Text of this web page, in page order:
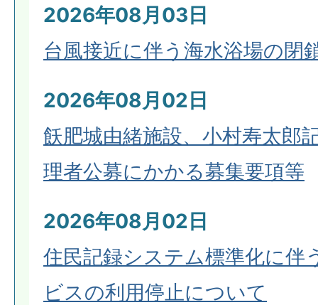
2026年08月03日
台風接近に伴う海水浴場の閉
2026年08月02日
飫肥城由緒施設、小村寿太郎
理者公募にかかる募集要項等
2026年08月02日
住民記録システム標準化に伴
ビスの利用停止について